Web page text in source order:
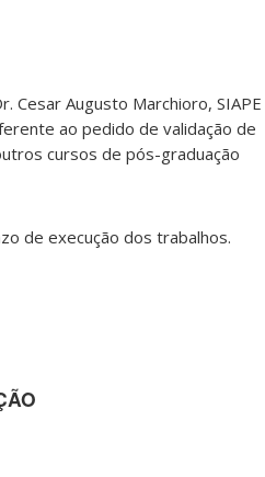
Cesar Augusto Marchioro, SIAPE
ao pedido de validação de
cursos de pós-graduação
de execução dos trabalhos.